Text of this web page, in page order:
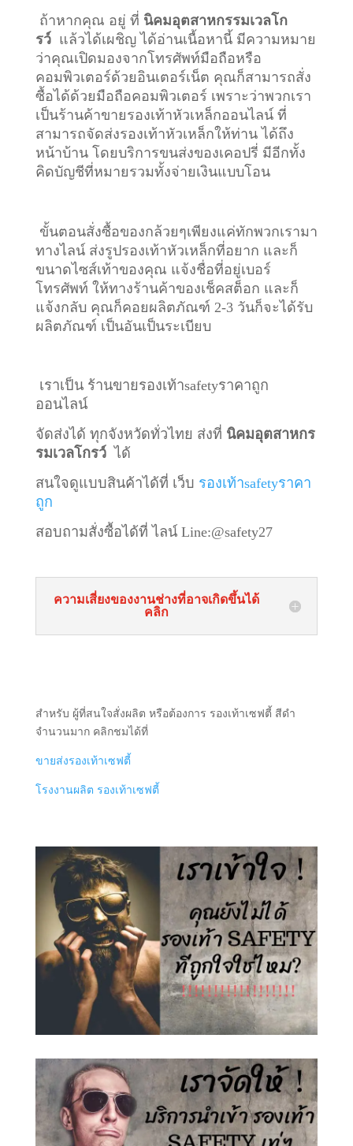
ถ้าหากคุณ อยู่ ที่ นิคมอุตสาหกรรมเวลโก
รว์ แล้วได้เผชิญ ได้อ่านเนื้อหานี้ มีความหมาย
ว่าคุณเปิดมองจากโทรศัพท์มือถือหรือ
คอมพิวเตอร์ด้วยอินเตอร์เน็ต คุณก็สามารถสั่ง
ซื้อได้ด้วยมือถือคอมพิวเตอร์ เพราะว่าพวกเรา
เป็นร้านค้าขายรองเท้าหัวเหล็กออนไลน์ ที่
สามารถจัดส่งรองเท้าหัวเหล็กให้ท่าน ได้ถึง
หน้าบ้าน โดยบริการขนส่งของเคอปรี่ มีอีกทั้ง
คิดบัญชีที่หมายรวมทั้งจ่ายเงินแบบโอน
ขั้นตอนสั่งซื้อของกล้วยๆเพียงแค่ทักพวกเรามา
ทางไลน์ ส่งรูปรองเท้าหัวเหล็กที่อยาก และก็
ขนาดไซส์เท้าของคุณ แจ้งชื่อที่อยู่เบอร์
โทรศัพท์ ให้ทางร้านค้าของเช็คสต็อก และก็
แจ้งกลับ คุณก็คอยผลิตภัณฑ์ 2-3 วันก็จะได้รับ
ผลิตภัณฑ์ เป็นอันเป็นระเบียบ
เราเป็น ร้านขายรองเท้าsafetyราคาถูก
ออนไลน์
จัดส่งได้ ทุกจังหวัดทั่วไทย ส่งที่ นิคมอุตสาหกร
รมเวลโกรว์ ได้
สนใจดูแบบสินค้าได้ที่ เว็บ รองเท้าsafetyราคา
ถูก
สอบถามสั่งซื้อได้ที่ ไลน์ Line:@safety27
ความเสี่ยงของงานช่างที่อาจเกิดขึ้นได้
คลิก
สำหรับ ผู้ที่สนใจสั่งผลิต หรือต้องการ รองเท้าเซฟตี้ สีดำ
จำนวนมาก คลิกชมได้ที่
ขายส่งรองเท้าเซฟตี้
โรงงานผลิต รองเท้าเซฟตี้